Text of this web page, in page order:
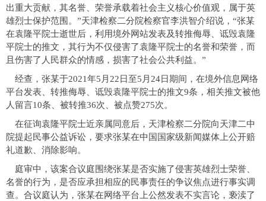
出重大贡献，其名誉、荣誉承载着社会主义核心价值观，属于英
雄烈士保护范围。”天津检察二分院检察官李洪智介绍说，“张某
在袁隆平院士逝世后，利用境外网站发表及转推侮辱、诋毁袁隆
平院士的推文，其行为不仅侵害了袁隆平院士的名誉和荣誉，而
且伤害了人民群众的情感，损害了社会公共利益。”
经查，张某于2021年5月22日至5月24日期间，在境外信息网络
平台发表、转推侮辱、诋毁袁隆平院士的推文9条，相关推文被他
人留言10条、被转推36次、被点赞275次。
在征询袁隆平院士近亲属同意后，天津检察二分院向天津二中
院提起民事公益诉讼，要求张某在中国国家级新闻媒体上公开赔
礼道歉、消除影响。
庭审中，该案合议庭围绕张某是否实施了侵害英雄烈士荣誉、
名誉的行为，是否应承担相应的民事责任的争议焦点进行事实调
查。合议庭认为，张某在网络平台上公然发表不实言论，亵渎了